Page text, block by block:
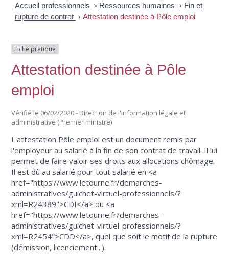
Accueil professionnels > Ressources humaines > Fin et
rupture de contrat > Attestation destinée à Pôle emploi
Fiche pratique
Attestation destinée à Pôle
emploi
Vérifié le 06/02/2020 - Direction de l'information légale et
administrative (Premier ministre)
L'attestation Pôle emploi est un document remis par
l'employeur au salarié à la fin de son contrat de travail. Il lui
permet de faire valoir ses droits aux allocations chômage.
Il est dû au salarié pour tout salarié en <a
href="https://www.letourne.fr/demarches-
administratives/guichet-virtuel-professionnels/?
xml=R24389">CDI</a> ou <a
href="https://www.letourne.fr/demarches-
administratives/guichet-virtuel-professionnels/?
xml=R2454">CDD</a>, quel que soit le motif de la rupture
(démission, licenciement...).